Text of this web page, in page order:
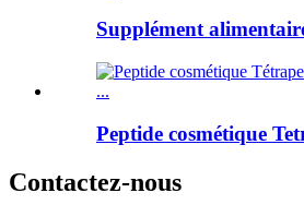
Supplément
Peptide cosmétique
Contactez-nous